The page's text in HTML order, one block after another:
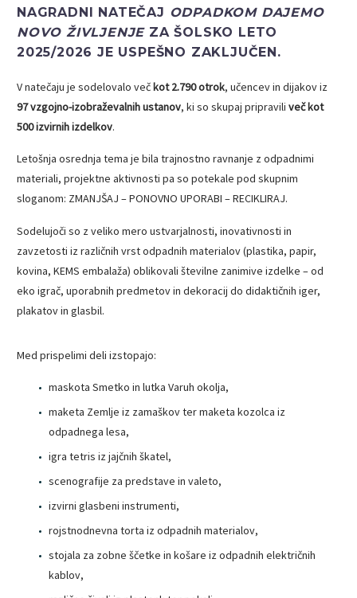
NAGRADNI NATEČAJ ODPADKOM DAJEMO
NOVO ŽIVLJENJEZA ŠOLSKO LETO
2025/2026 JE USPEŠNO ZAKLJUČEN.
V natečaju je sodelovalo večkot 2.790 otrok, učencev in dijakov iz
97 vzgojno-izobraževalnih ustanov, ki so skupaj pripravili več kot
500 izvirnih izdelkov.
Letošnja osrednja tema je bila trajnostno ravnanje z odpadnimi
materiali, projektne aktivnosti pa so potekale pod skupnim
sloganom: ZMANJŠAJ – PONOVNO UPORABI – RECIKLIRAJ.
Sodelujoči so z veliko mero ustvarjalnosti, inovativnosti in
zavzetosti iz različnih vrst odpadnih materialov (plastika, papir,
kovina, KEMS embalaža) oblikovali številne zanimive izdelke – od
eko igrač, uporabnih predmetov in dekoracij do didaktičnih iger,
plakatov in glasbil.
Med prispelimi deli izstopajo:
maskota Smetko in lutka Varuh okolja,
maketa Zemlje iz zamaškov ter maketa kozolca iz
odpadnega lesa,
igra tetris iz jajčnih škatel,
scenografije za predstave in valeto,
izvirni glasbeni instrumenti,
rojstnodnevna torta iz odpadnih materialov,
stojala za zobne ščetke in košare iz odpadnih električnih
kablov,